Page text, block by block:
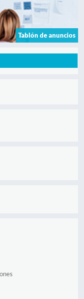
Tablón de anuncios